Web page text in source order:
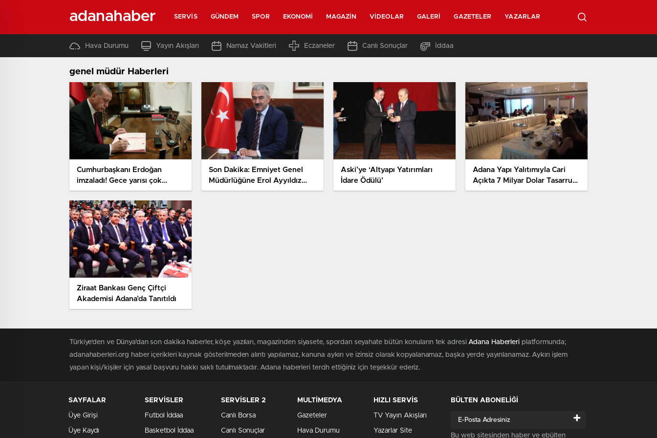
adanahaber SERVIS GÜNDEM SPOR EKONOMI MAGAZIN VIDEOLAR GALERI GAZETELER YAZARLAR
Hava Durumu Yayın Akışları Namaz Vakitleri Eczaneler Canlı Sonuçlar İddaa
genel müdür Haberleri
Cumhurbaşkanı Erdoğan
imzaladı! Gece yarısı çok
sayıda atama ve misyondan
alma kararı
Son Dakika: Emniyet Genel
Müdürlüğüne Erol Ayyıldız
atandı
Aski’ye ‘Altyapı Yatırımları
İdare Ödülü’
Adana Yapı Yalıtımıyla Cari
Açıkta 7 Milyar Dolar Tasarruf
Hedefi
Ziraat Bankası Genç Çiftçi
Akademisi Adana’da Tanıtıldı
Türkiye'den ve Dünya’dan son dakika haberler, köşe yazıları, magazinden siyasete, spordan seyahate bütün konuların tek adresiAdana Haberleriplatformunda;
adanahaberleri.org haber içerikleri kaynak gösterilmeden alıntı yapılamaz, kanuna aykırı ve izinsiz olarak kopyalanamaz, başka yerde yayınlanamaz. Aykırı işlem
yapan kişi/kişiler için yasal başvuru hakkı saklı tutulmaktadır. Adana haberleri tercih ettiğiniz için teşekkür ederiz.
SAYFALAR
Üye Girişi
Üye Kaydı
SERVİSLER
Futbol İddaa
Basketbol İddaa
SERVİSLER 2
Canlı Borsa
Canlı Sonuçlar
MULTİMEDYA
Gazeteler
Hava Durumu
HIZLI SERVİS
TV Yayın Akışları
Yazarlar Site
BÜLTEN ABONELİĞİ
+
Bu web sitesinden haber ve ebülten